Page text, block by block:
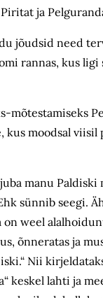
ja
jõudsid need
rannas, kus ligi
mõtestamiseks
moodsal viisil
manu Paldiski
sünnib seegi.
on weel
õnneratas ja
Nii
keskel lahti ja